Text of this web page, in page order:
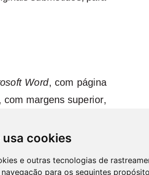
cookies
e outras tecnologias de
para os seguintes